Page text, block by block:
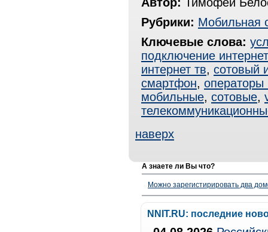
Рубрики: Мобильная
Ключевые слова:
подключение
интернет тв, сотовый
смартфон, операторы
мобильные, сотовые,
наверх
А знаете ли Вы что?
Можно зарегистирировать два
NNIT.RU: последние